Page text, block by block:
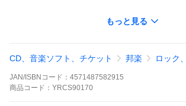
1.初恋至上主義(ミュージックビデオ)
4.【特典映像】全力グローイングアップ／難波
↓NMB48「初恋至上主義」MV↓
もっと見る
CD、音楽ソフト、チケット 邦楽 ロック
JAN/ISBNコード： 4571487582915
商品 コード： YRCS90170